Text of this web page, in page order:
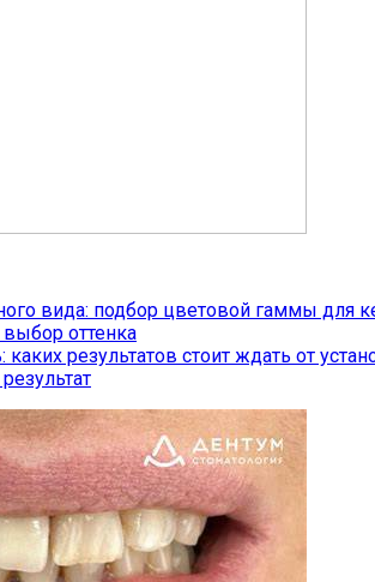
вида: подбор цветовой гаммы для
оттенка
результатов стоит ждать от